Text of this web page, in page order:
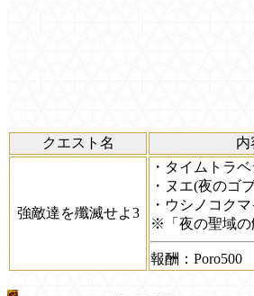
クエスト名 内
強敵達を殲滅せよ3
・タイムトラ
・ヌエ(夜のゴ
・ウシノコク
※「夜の聖域の
報酬：Poro500